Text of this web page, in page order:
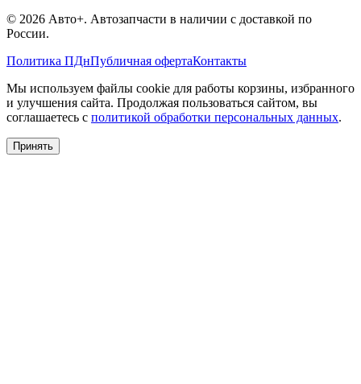
© 2026 Авто+. Автозапчасти в наличии с доставкой по
России.
Политика ПДнПубличная офертаКонтакты
Мы используем файлы cookie для работы корзины, избранного
и улучшения сайта. Продолжая пользоваться сайтом, вы
соглашаетесь с политикой обработки персональных данных.
Принять